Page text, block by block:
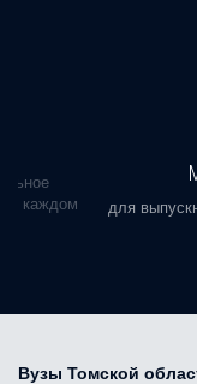
в каждом
для
Вузы Томской